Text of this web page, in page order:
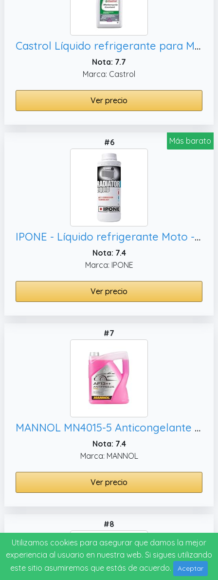
Castrol Líquido refrigerante para Motocicleta, 1L
Nota: 7.7
Marca: Castrol
Ver precio
Más barato
#6
IPONE - Líquido refrigerante Moto - Radiator Liquid - Protección Anticongelante hasta -36 °C - Tecnología Anticorrosión - Listo para usar - Envase 1 Litro
Nota: 7.4
Marca: IPONE
Ver precio
#7
MANNOL MN4015-5 Anticongelante Liquido refrigerante Líquido anticongelante Refrigerante
Nota: 7.4
Marca: MANNOL
Ver precio
#8
Utilizamos cookies para asegurar que damos la mejor
experiencia al usuario en nuestra web. Si sigues utilizando
este sitio asumiremos que estás de acuerdo.
Aceptar